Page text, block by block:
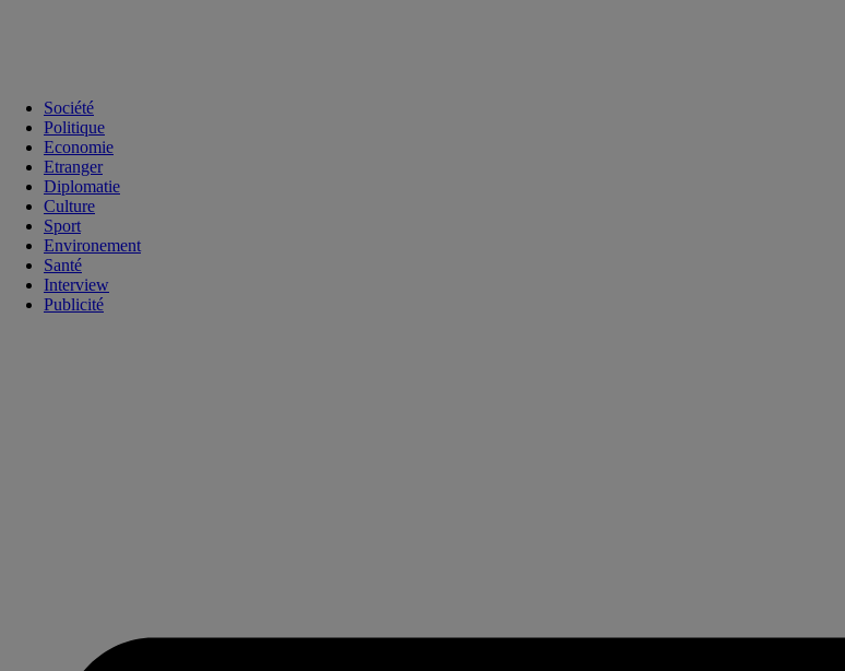
Société
Politique
Economie
Etranger
Diplomatie
Culture
Sport
Environement
Santé
Interview
Publicité